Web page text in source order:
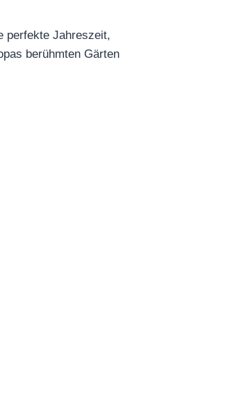
perfekte Jahreszeit,
berühmten Gärten